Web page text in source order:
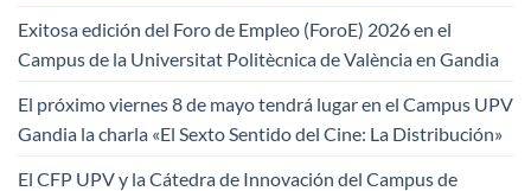
Exitosa edición del Foro de Empleo (ForoE) 2026 en el
Campus de la Universitat Politècnica de València en Gandia
El próximo viernes 8 de mayo tendrá lugar en el Campus UPV
Gandia la charla «El Sexto Sentido del Cine: La Distribución»
El CFP UPV y la Cátedra de Innovación del Campus de